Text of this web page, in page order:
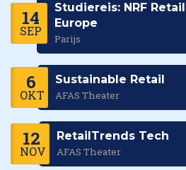
14
SEP
Studiereis: NRF
Europe
Parijs
6
OKT
Sustainable Retail
AFAS Theater
12
NOV
RetailTrends Tech
AFAS Theater